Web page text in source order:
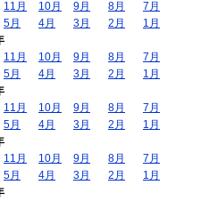
11月 10月 9月 8月
7月
5月 4月 3月 2月
1月
11月 10月 9月 8月
7月
5月 4月 3月 2月
1月
11月 10月 9月 8月
7月
5月 4月 3月 2月
1月
11月 10月 9月 8月
7月
5月 4月 3月 2月
1月